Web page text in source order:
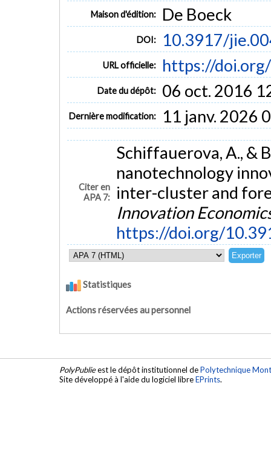
Maison d'édition: De Boeck
DOI: 10.3917/
URL officielle: https://
Date du dépôt: 06 oct. 2016
Dernière modification: 11 janv. 2026
Citer en
APA 7:
Schiffauerova, A., &
nanotechnology
inter-cluster and
Innovation
https://doi.org/
Statistiques
Actions réservées au personnel
PolyPublieest le dépôt institutionnel dePolytechnique
Site développé à l'aide du logiciel libreEPrints.